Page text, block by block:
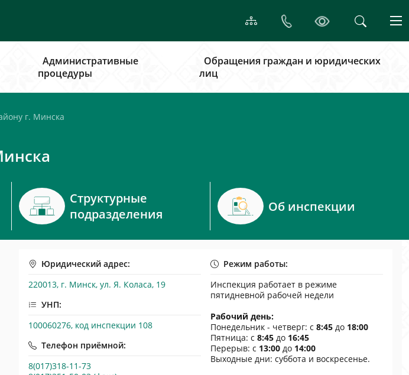
Административные
процедуры
Обращения граждан и юридических
лиц
г. Минска
Структурные
подразделения
Об инспекции
Юридический адрес:
220013, г. Минск, ул. Я. Коласа, 19
УНП:
100060276, код инспекции 108
Телефон приёмной:
8(017)318-11-73
Режим работы:
Инспекция работает в режиме
пятидневной рабочей недели
Рабочий день:
Понедельник - четверг: с 8:45 до 18:00
Пятница: с 8:45 до 16:45
Перерыв: с 13:00 до 14:00
Выходные дни: суббота и воскресенье.